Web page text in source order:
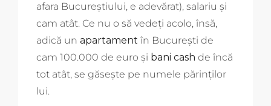
afara Bucureștiului, e adevărat), salariu și
cam atât. Ce nu o să vedeți acolo, însă,
adică un apartament în București de
cam 100.000 de euro și bani cash de încă
tot atât, se găsește pe numele părinților
lui.